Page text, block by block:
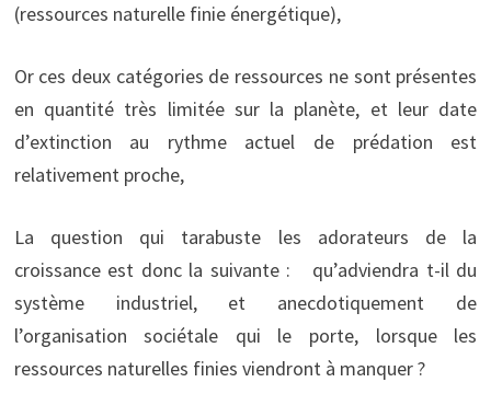
(ressources naturelle finie énergétique),
Or ces deux catégories de ressources ne sont présentes
en quantité très limitée sur la planète, et leur date
d’extinction au rythme actuel de prédation est
relativement proche,
La question qui tarabuste les adorateurs de la
croissance est donc la suivante : qu’adviendra t-il du
système industriel, et anecdotiquement de
l’organisation sociétale qui le porte, lorsque les
ressources naturelles finies viendront à manquer ?